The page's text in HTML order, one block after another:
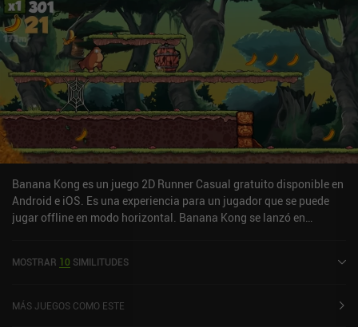
Banana Kong es un juego 2D Runner Casual gratuito disponible en
Android e iOS. Es una experiencia para un jugador que se puede
jugar offline en modo horizontal. Banana Kong se lanzó en
MOSTRAR 10 SIMILITUDES
MÁS JUEGOS COMO ESTE